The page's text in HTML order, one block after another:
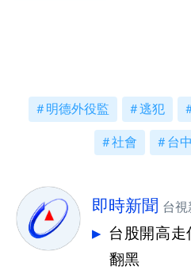
明德外役監 逃犯
社會 台中
即時新聞 台視
台股開高
翻黑